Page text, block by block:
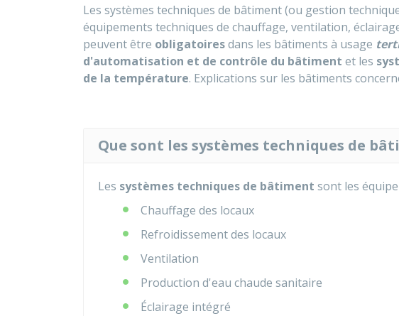
Les systèmes techniques de bâtiment (ou gestion
équipements techniques de chauffage, ventilation,
peuvent être obligatoiresdans les bâtiments à usage
d'automatisation et de contrôle du bâtiment et les
de la température. Explications sur les bâtiments
Que sont les systèmes techniques de
Les systèmes techniques de bâtiment sont les
Chauffage des locaux
Refroidissement des locaux
Ventilation
Production d'eau chaude sanitaire
Éclairage intégré